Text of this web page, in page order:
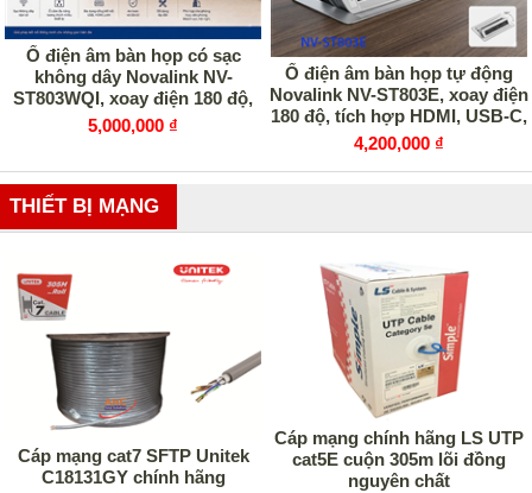
Ổ điện âm bàn họp có sạc
không dây Novalink NV-
ST803WQI, xoay điện 180 độ,
tích hợp HDMI và USB-C
5,000,000 ₫
Ổ điện âm bàn họp tự động
Novalink NV-ST803E, xoay điện
180 độ, tích hợp HDMI, USB-C,
mạng LAN
4,200,000 ₫
THIẾT BỊ MẠNG
Cáp mạng cat7 SFTP Unitek
C18131GY chính hãng
Cáp mạng chính hãng LS UTP
cat5E cuộn 305m lõi đồng
nguyên chất